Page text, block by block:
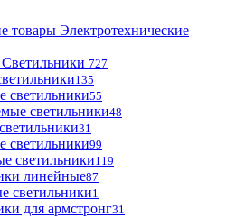
Электротехнические
Светильники 727
135
светильники55
светильники48
31
светильники99
светильники119
линейные87
светильники1
для армстронг31